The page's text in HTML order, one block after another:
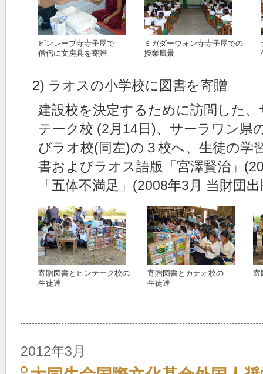
ピンレーブ寺寺子屋で
僧侶に文房具を寄贈
ミガダーウォン寺寺子屋での
授業風景
2) ラオスの小学校に図書を寄贈
建設校を決定するために訪問した
テーク校 (2月14日)、サーラワン県
びラオ校(同左)の３校へ、生徒の学
書およびラオス語版「宮澤賢治」
「五体不満足」(2008年3月 当財団
寄贈図書とヒンテーク校の
生徒達
寄贈図書とカナオ校の
生徒達
寄
2012年3月